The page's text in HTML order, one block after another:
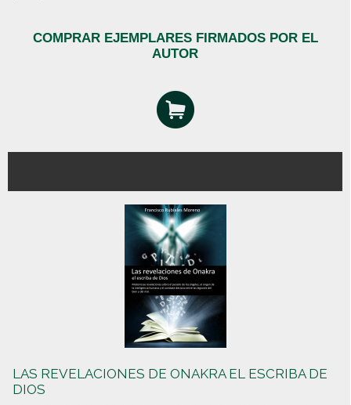
COMPRAR EJEMPLARES FIRMADOS POR EL
AUTOR
LAS REVELACIONES DE ONAKRA EL ESCRIBA DE
DIOS